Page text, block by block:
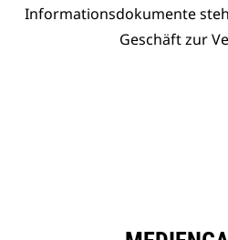
Informationsdokumente
Geschäft zur